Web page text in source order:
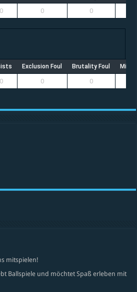
0 0 0
Exclusion Foul Brutality Foul
0 0 0
mitspielen!
Ballspiele und möchtet Spaß erleben mit